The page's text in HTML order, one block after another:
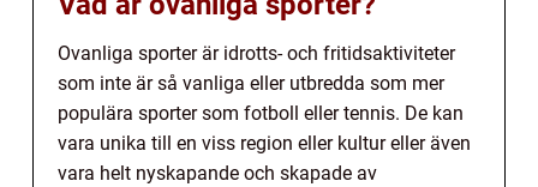
Ovanliga sporter är idrotts- och fritidsaktiviteter
som inte är så vanliga eller utbredda som mer
populära sporter som fotboll eller tennis. De kan
vara unika till en viss region eller kultur eller även
vara helt nyskapande och skapade av